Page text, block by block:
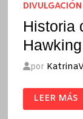
DIVULGACIÓN
Historia
Hawking
por
HISTORIA
DEL
TIEMPO
LEER MÁS